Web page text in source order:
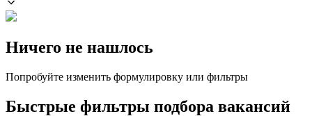
Ничего не нашлось
Попробуйте изменить формулировку или фильтры
Быстрые фильтры подбора вакансий